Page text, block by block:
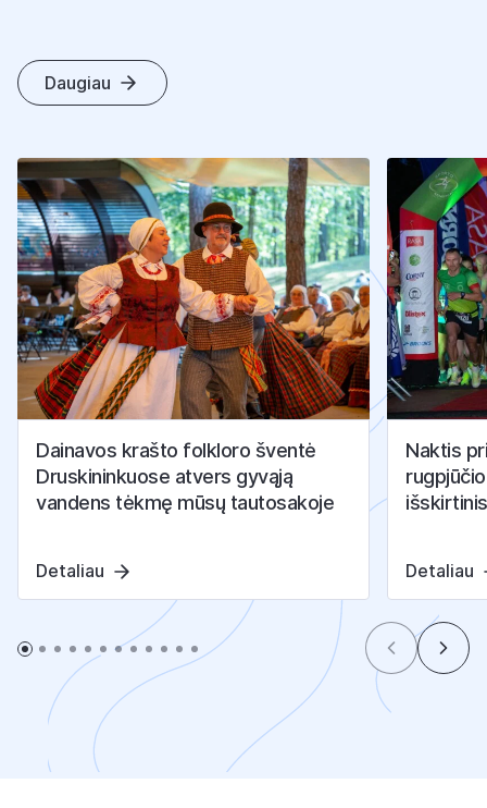
Daugiau
Dainavos krašto folkloro šventė
Druskininkuose atvers gyvąją
vandens tėkmę mūsų tautosakoje
Detaliau
Naktis
Detaliau